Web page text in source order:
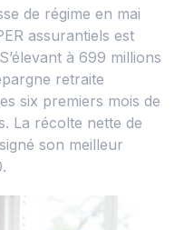
de régime en mai
assurantiels est
à 699 millions
retraite
six premiers mois de
La récolte nette de
son meilleur